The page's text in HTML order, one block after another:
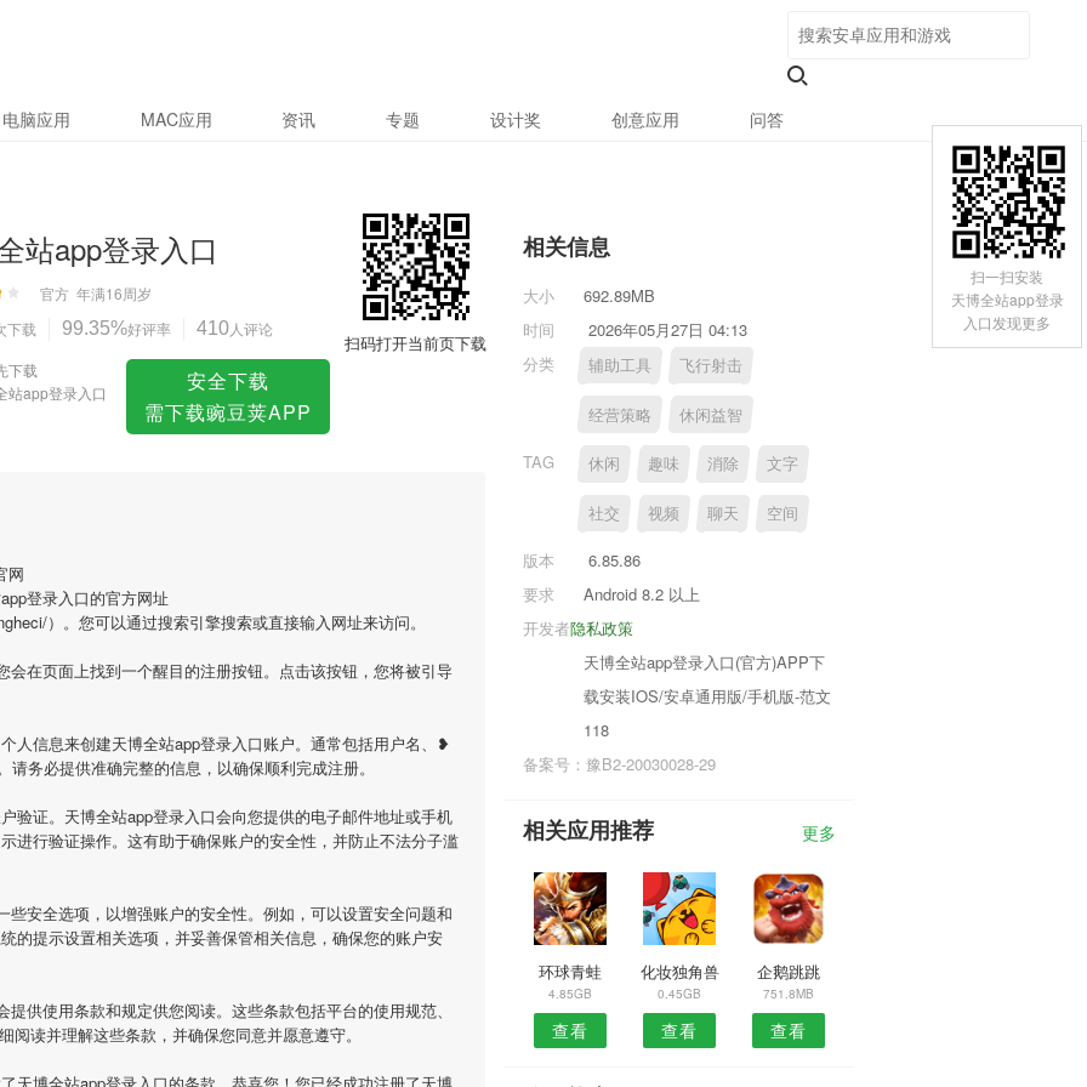
电脑应用 MAC应用 资讯 专题 设计奖 创意应用 问答
站app登录入口
官方 年满16周岁
下载
99.35%好评率 410人评论
下载
站app登录入口
安全下载
需下载豌豆荚APP
扫码打开当前页下载
网
登录入口的官方网址
）。您可以通过搜索引擎搜索或直接输入网址来访问。
会在页面上找到一个醒目的注册按钮。点击该按钮，您将被引导
人信息来创建天博全站app登录入口账户。通常包括用户名、❥
务必提供准确完整的信息，以确保顺利完成注册。
验证。天博全站app登录入口会向您提供的电子邮件地址或手机
进行验证操作。这有助于确保账户的安全性，并防止不法分子滥
些安全选项，以增强账户的安全性。例如，可以设置安全问题和
的提示设置相关选项，并妥善保管相关信息，确保您的账户安
供使用条款和规定供您阅读。这些条款包括平台的使用规范、
读并理解这些条款，并确保您同意并愿意遵守。
相关信息
大小
692.89MB
时间
2026年05月27日 04:13
分类
辅助工具 飞行射击
经营策略 休闲益智
TAG 休闲 趣味 消除 文字
社交 视频 聊天 空间
版本
6.85.86
要求
Android 8.2 以上
隐私政策
开发者
天博全站app登录入口(官方)APP下
载安装IOS/安卓通用版/手机版-范文
118
备案号：豫B2-20030028-29
相关应用推荐 更多
环球青蛙
4.85GB
查看
化妆独角兽
0.45GB
查看
企鹅跳跳
751.8MB
查看
扫一扫安装
天博全站app登录
入口发现更多